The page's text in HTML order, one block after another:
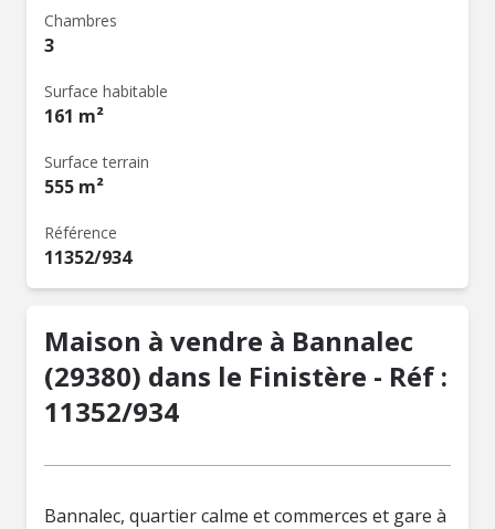
Chambres
3
Surface habitable
161 m²
Surface terrain
555 m²
Référence
11352/934
Maison à vendre à Bannalec
(29380) dans le Finistère - Réf :
11352/934
Bannalec, quartier calme et commerces et gare à